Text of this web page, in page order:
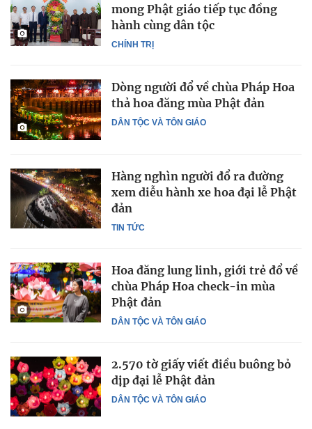
CHÍNH TRỊ
mong Phật giáo tiếp tục đồng
hành cùng dân tộc
DÂN TỘC VÀ TÔN GIÁO
Dòng người đổ về chùa Pháp Hoa
thả hoa đăng mùa Phật đản
TIN TỨC
Hàng nghìn người đổ ra đường
xem diễu hành xe hoa đại lễ Phật
đản
DÂN TỘC VÀ TÔN GIÁO
Hoa đăng lung linh, giới trẻ đổ về
chùa Pháp Hoa check-in mùa
Phật đản
DÂN TỘC VÀ TÔN GIÁO
2.570 tờ giấy viết điều buông bỏ
dịp đại lễ Phật đản